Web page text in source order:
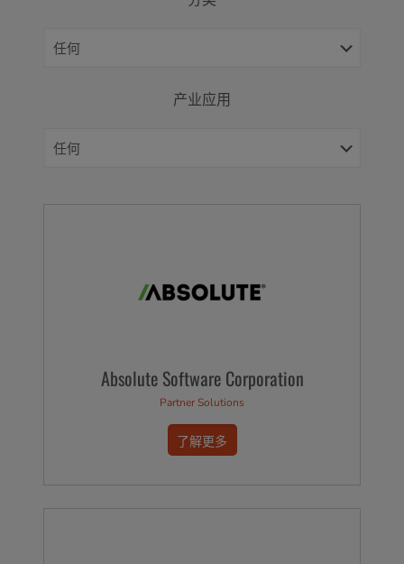
产业应用
Absolute Software Corporation
Partner Solutions
了解更多